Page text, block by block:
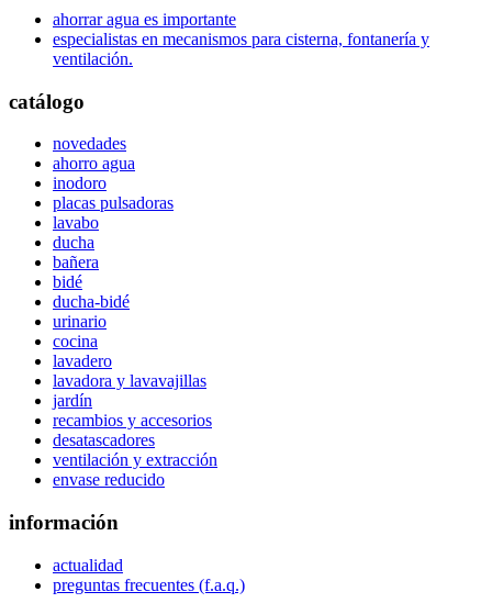
ahorrar agua es importante
especialistas en mecanismos para cisterna, fontanería y
ventilación.
catálogo
novedades
ahorro agua
inodoro
placas pulsadoras
lavabo
ducha
bañera
bidé
ducha-bidé
urinario
cocina
lavadero
lavadora y lavavajillas
jardín
recambios y accesorios
desatascadores
ventilación y extracción
envase reducido
información
actualidad
preguntas frecuentes (f.a.q.)